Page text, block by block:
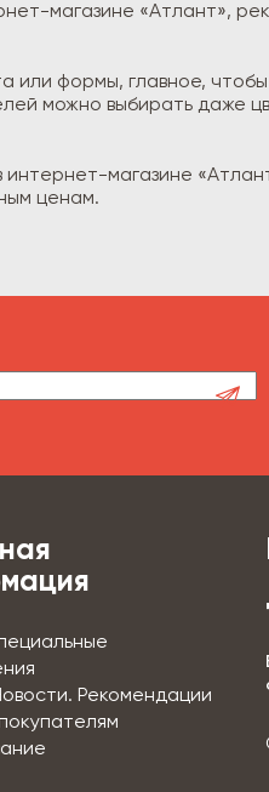
магазине «Атлант»,
или формы, главное,
можно выбирать даже
интернет-магазине
ценам.
Рекомендации